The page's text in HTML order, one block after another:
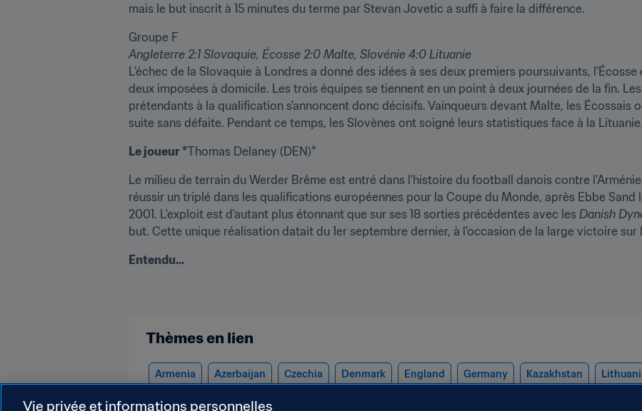
mais le but inscrit à 15 minutes du terme par Stevan Jovetic a suffi à faire la différence.
Angleterre 2:1 Slovaquie, Écosse 2:0 Malte, Slovénie 4:0 Lituanie
L'échec de la Slovaquie à Londres a donné des idées à ses deux premiers poursuivants,
deux imposées à domicile. Les trois équipes se tiennent en un point à deux journées de la fin.
prétendants à la qualification s'annoncent donc décisifs. Vainqueurs devant Malte, les Écossais
suite sans défaite. Pendant ce temps, les Slovènes ont soigné leurs statistiques face à la Lituanie.
Le joueur *Thomas Delaney (DEN)*
Le milieu de terrain du Werder Brême est entré dans l'histoire du football danois contre
réussir un triplé dans les qualifications européennes pour la Coupe du Monde, après Ebbe
2001. L'exploit est d'autant plus étonnant que sur ses 18 sorties précédentes avec les Danish
but. Cette unique réalisation datait du 1er septembre dernier, à l'occasion de la large victoire sur
Entendu...
Thèmes en lien
Armenia Azerbaijan Czechia Denmark England Germany Kazakhstan
Northern Ireland Norway
Vie privée et informations personnelles